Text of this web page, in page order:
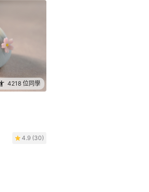
4218 位同學
4.9 (30)